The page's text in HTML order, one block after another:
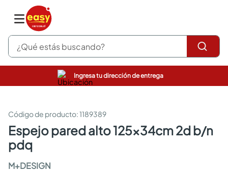
¿Qué estás buscando?
Ingresa tu dirección de entrega
:1189389
espejo pared alto 125x34cm 2d b/n
pdq
M+DESIGN
pinturas
sanitarios
comedor
escritorio
comedores